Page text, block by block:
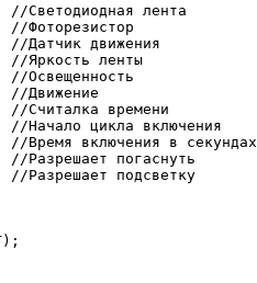
лента
Датчик движения
ленты
времени
цикла включения
включения в секундах
погаснуть
подсветку